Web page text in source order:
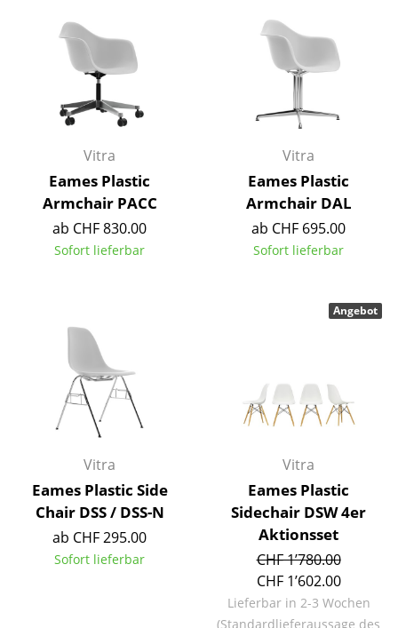
Aufbewahrungsboxen
Decken
Kissen
Vorhänge
... alle Accessoires
Räume
Wohnzimmer
Esszimmer
Schlafzimmer
Kinderzimmer
Arbeitszimmer
Diele
Badezimmer
Vitra
Eames Plastic
Armchair PACC
ab CHF 830.00
Sofort lieferbar
Vitra
Eames Plastic
Armchair DAL
ab CHF 695.00
Sofort lieferbar
Vitra
Eames Plastic Side
Chair DSS / DSS-N
ab CHF 295.00
Sofort lieferbar
Vitra
Eames Plastic
Sidechair DSW 4er
Aktionsset
CHF 1’780.00
CHF 1’602.00
Lieferbar in 2-3 Wochen
(Standardlieferaussage des
Angebot